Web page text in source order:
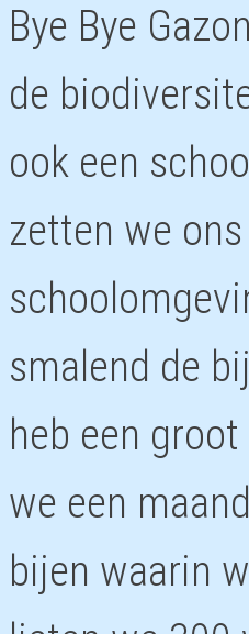
Bye Bye
de
ook een
zetten we
smalend de
heb een
we een
bijen waarin